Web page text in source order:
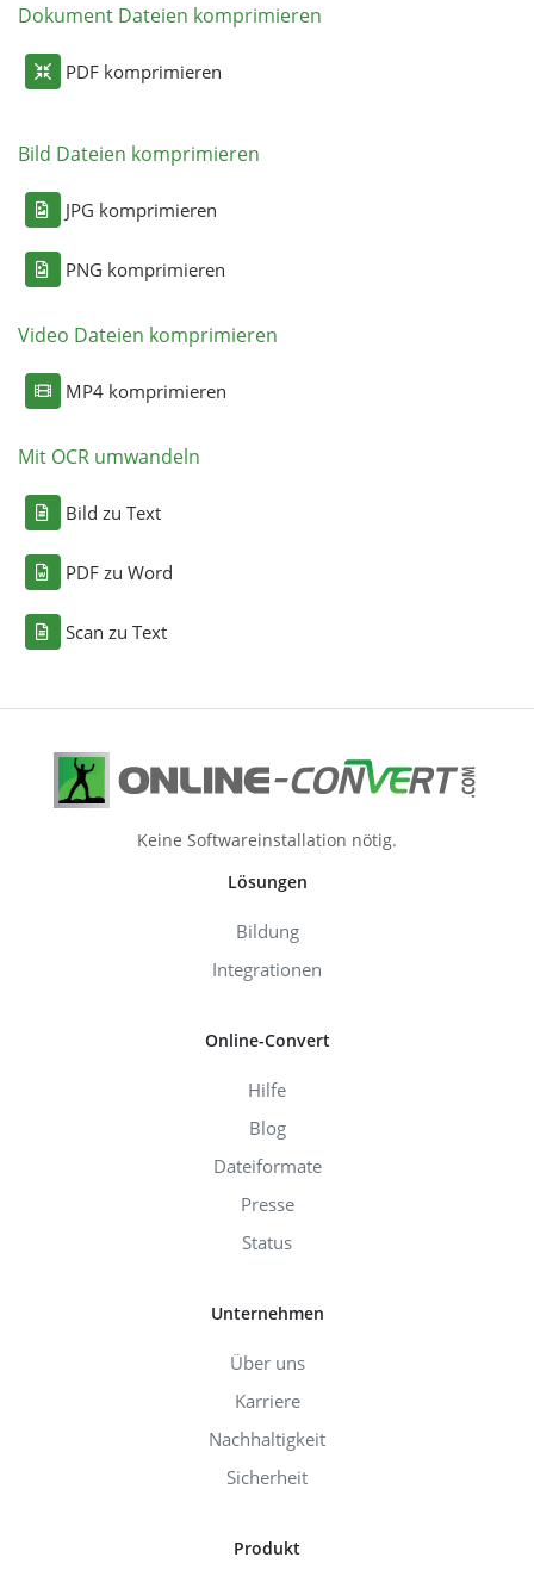
Dokument Dateien komprimieren
PDF komprimieren
Bild Dateien komprimieren
JPG komprimieren
PNG komprimieren
Video Dateien komprimieren
MP4 komprimieren
Mit OCR umwandeln
Bild zu Text
PDF zu Word
Scan zu Text
Keine Softwareinstallation nötig.
Lösungen
Bildung
Integrationen
Online-Convert
Hilfe
Blog
Dateiformate
Presse
Status
Unternehmen
Über uns
Karriere
Nachhaltigkeit
Sicherheit
Produkt